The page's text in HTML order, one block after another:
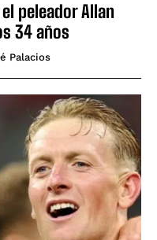
el peleador Allan
34 años
Palacios